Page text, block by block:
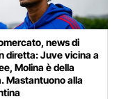
news di
diretta: Juve vicina a
Molina è della
Mastantuono alla